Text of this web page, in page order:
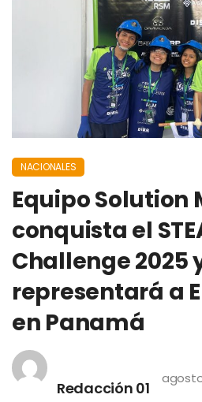
NACIONALES
Equipo Solution
conquista el
Challenge 2025
representará a
en Panamá
Redacción 01
agosto